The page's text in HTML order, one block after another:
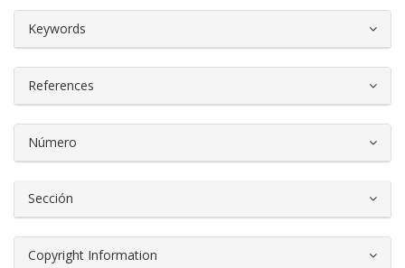
Keywords
References
Número
Sección
Copyright Information